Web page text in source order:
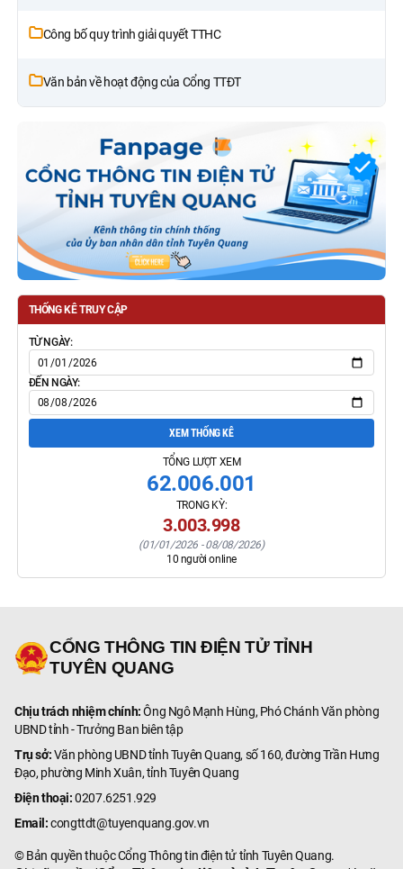
Công bố quy trình giải quyết TTHC
Văn bản về hoạt động của Cổng TTĐT
THỐNG KÊ TRUY CẬP
TỪ NGÀY:
ĐẾN NGÀY:
XEM THỐNG KÊ
TỔNG LƯỢT XEM
62.006.001
TRONG KỲ:
3.003.998
(01/01/2026 -08/08/2026)
10 người online
CỔNG THÔNG TIN ĐIỆN TỬ TỈNH
TUYÊN QUANG
Chịu trách nhiệm chính:Ông Ngô Mạnh Hùng, Phó Chánh Văn phòng
UBND tỉnh - Trưởng Ban biên tập
Trụ sở:Văn phòng UBND tỉnh Tuyên Quang, số 160, đường Trần Hưng
Đạo, phường Minh Xuân, tỉnh Tuyên Quang
Điện thoại:0207.6251.929
Email: congttdt@tuyenquang.gov.vn
© Bản quyền thuộc Cổng Thông tin điện tử tỉnh Tuyên Quang.